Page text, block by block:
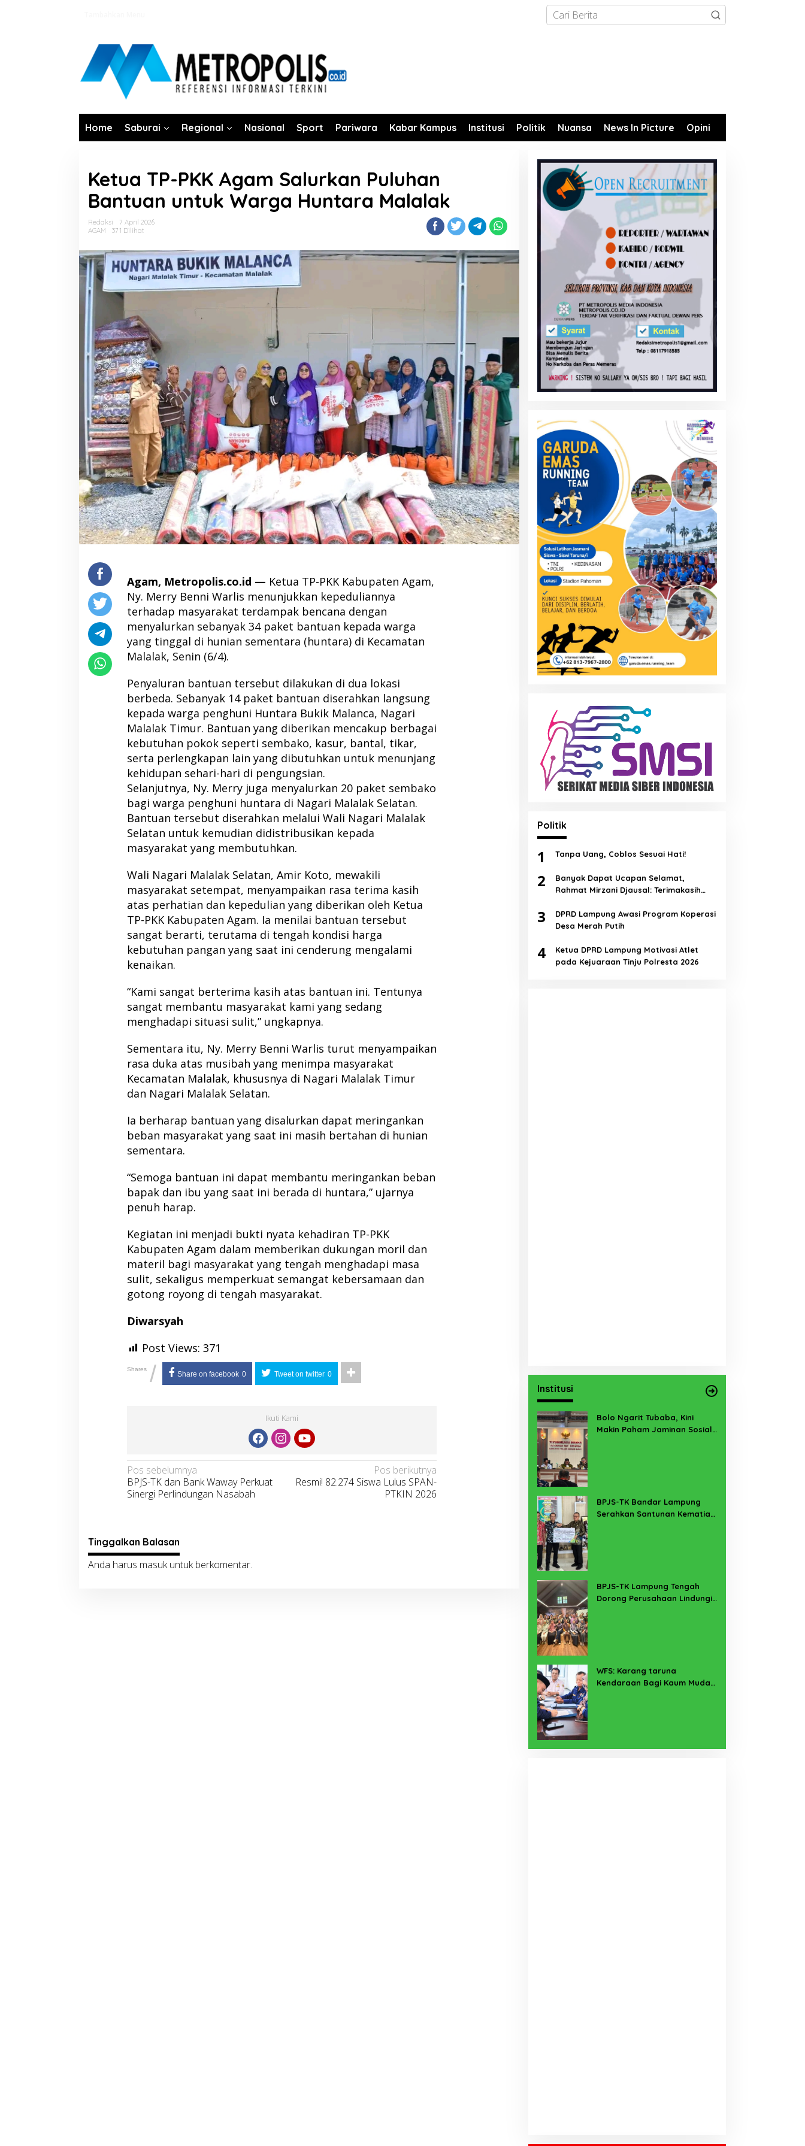
Home Saburai Regional Nasional Sport Pariwara Kabar Kampus Institusi Politik Nuansa News In Picture Opini
Ketua TP-PKK Agam Salurkan Puluhan
Bantuan untuk Warga Huntara Malalak
Redaksi
7 April 2026
AGAM
371 Dilihat
Agam, Metropolis.co.id — Ketua TP-PKK Kabupaten Agam,
Ny. Merry Benni Warlis menunjukkan kepeduliannya
terhadap masyarakat terdampak bencana dengan
menyalurkan sebanyak 34 paket bantuan kepada warga
yang tinggal di hunian sementara (huntara) di Kecamatan
Malalak, Senin (6/4).
Penyaluran bantuan tersebut dilakukan di dua lokasi
berbeda. Sebanyak 14 paket bantuan diserahkan langsung
kepada warga penghuni Huntara Bukik Malanca, Nagari
Malalak Timur. Bantuan yang diberikan mencakup berbagai
kebutuhan pokok seperti sembako, kasur, bantal, tikar,
serta perlengkapan lain yang dibutuhkan untuk menunjang
kehidupan sehari-hari di pengungsian.
Selanjutnya, Ny. Merry juga menyalurkan 20 paket sembako
bagi warga penghuni huntara di Nagari Malalak Selatan.
Bantuan tersebut diserahkan melalui Wali Nagari Malalak
Selatan untuk kemudian didistribusikan kepada
masyarakat yang membutuhkan.
Wali Nagari Malalak Selatan, Amir Koto, mewakili
masyarakat setempat, menyampaikan rasa terima kasih
atas perhatian dan kepedulian yang diberikan oleh Ketua
TP-PKK Kabupaten Agam. Ia menilai bantuan tersebut
sangat berarti, terutama di tengah kondisi harga
kebutuhan pangan yang saat ini cenderung mengalami
kenaikan.
“Kami sangat berterima kasih atas bantuan ini. Tentunya
sangat membantu masyarakat kami yang sedang
menghadapi situasi sulit,” ungkapnya.
Sementara itu, Ny. Merry Benni Warlis turut menyampaikan
rasa duka atas musibah yang menimpa masyarakat
Kecamatan Malalak, khususnya di Nagari Malalak Timur
dan Nagari Malalak Selatan.
Ia berharap bantuan yang disalurkan dapat meringankan
beban masyarakat yang saat ini masih bertahan di hunian
sementara.
“Semoga bantuan ini dapat membantu meringankan beban
bapak dan ibu yang saat ini berada di huntara,” ujarnya
penuh harap.
Kegiatan ini menjadi bukti nyata kehadiran TP-PKK
Kabupaten Agam dalam memberikan dukungan moril dan
materil bagi masyarakat yang tengah menghadapi masa
sulit, sekaligus memperkuat semangat kebersamaan dan
gotong royong di tengah masyarakat.
Diwarsyah
Post Views: 371
Shares / Share on facebook 0 Tweet on twitter 0
Ikuti Kami
Navigasi
pos
Pos sebelumnya
BPJS-TK dan Bank Waway Perkuat
Sinergi Perlindungan Nasabah
Pos berikutnya
Resmi! 82.274 Siswa Lulus SPAN-
PTKIN 2026
Tinggalkan Balasan
Anda harus masukuntuk berkomentar.
Politik
1 Tanpa Uang, Coblos Sesuai Hati!
2
Banyak Dapat Ucapan Selamat,
Rahmat Mirzani Djausal: Terimakasih
3
DPRD Lampung Awasi Program Koperasi
Desa Merah Putih
4
Ketua DPRD Lampung Motivasi Atlet
pada Kejuaraan Tinju Polresta 2026
Institusi
Bolo Ngarit Tubaba, Kini
Makin Paham Jaminan Sosial
BPJS-TK Bandar Lampung
Serahkan Santunan Kematian
BPJS-TK Lampung Tengah
Dorong Perusahaan Lindungi
WFS: Karang taruna
Kendaraan Bagi Kaum Muda